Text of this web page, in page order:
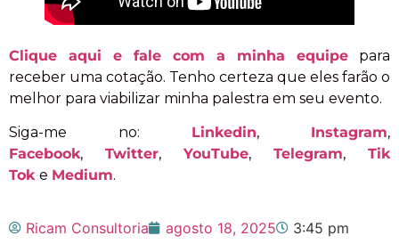
Clique aqui e fale com a minha equipe para
receber uma cotação. Tenho certeza que eles farão o
melhor para viabilizar minha palestra em seu evento.
Siga-me no: Linkedin, Instagram,
Facebook, Twitter, YouTube, Telegram, Tik
Tok e Medium.
Ricam Consultoria agosto 18, 2025 3:45 pm